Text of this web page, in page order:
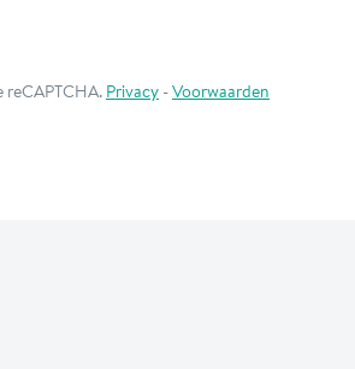
reCAPTCHA. Privacy -Voorwaarden